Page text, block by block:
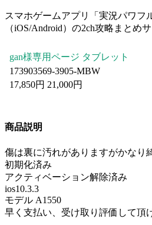
スマホゲームアプリ「実況パワフ
（iOS/Android）の2ch攻略まとめ
gan様専用ページ タブレット
173903569-3905-MBW
17,850円 21,000円
商品説明
傷は裏に汚れがありますがかなり
初期化済み
アクティベーション解除済み
ios10.3.3
モデル A1550
早く支払い、受け取り評価して頂